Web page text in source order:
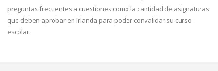
preguntas frecuentes a cuestiones como la cantidad de asignaturas
que deben aprobar en Irlanda para poder convalidar su curso
escolar.